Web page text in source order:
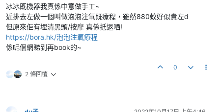
冰冰既機器我真係中意做手工~
近排去左做一個叫做泡泡注氧既療程，雖然880蚊好似貴左d
但原來佢有埋清黑頭/按摩 真係抵返哂!
https://bora.hk/泡泡注氧療程
係呢個網睇到再book的~
2 條回覆
0